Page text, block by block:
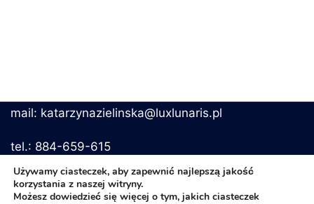
mail: katarzynazielinska@luxlunaris.pl
tel.: 884-659-615
Używamy ciasteczek, aby zapewnić najlepszą jakość
korzystania z naszej witryny.
Możesz dowiedzieć się więcej o tym, jakich ciasteczek